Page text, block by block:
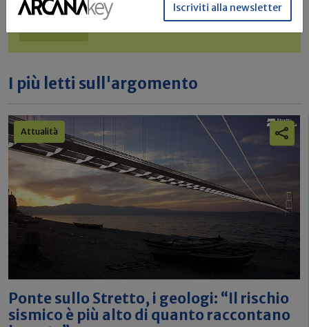
I più letti sull'argomento
Attualità
Ponte sullo Stretto, i geologi: “Il rischio
sismico è più alto di quanto raccontano
Iscriviti alla newsletter